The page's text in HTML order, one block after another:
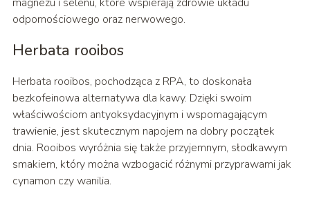
odpornościowego oraz nerwowego.
Herbata rooibos
Herbata rooibos, pochodząca z RPA, to doskonała
bezkofeinowa alternatywa dla kawy. Dzięki swoim
właściwościom antyoksydacyjnym i wspomagającym
trawienie, jest skutecznym napojem na dobry początek
dnia. Rooibos wyróżnia się także przyjemnym, słodkawym
smakiem, który można wzbogacić różnymi przyprawami jak
cynamon czy wanilia.